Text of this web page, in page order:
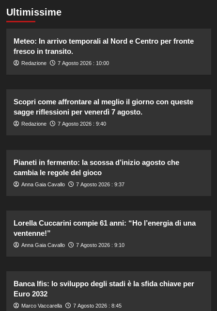
Ultimissime
Meteo: In arrivo temporali al Nord e Centro per fronte
fresco in transito.
Redazione 7 Agosto 2026 : 10:00
Scopri come affrontare al meglio il giorno con queste
sagge riflessioni per venerdì 7 agosto.
Redazione 7 Agosto 2026 : 9:40
Pianeti in fermento: la scossa d’inizio agosto che
cambia le regole del gioco
Anna Gaia Cavallo 7 Agosto 2026 : 9:37
Lorella Cuccarini compie 61 anni: “Ho l’energia di una
ventenne!”
Anna Gaia Cavallo 7 Agosto 2026 : 9:10
Banca Ifis: lo sviluppo degli stadi è la sfida chiave per
Euro 2032
Marco Vaccarella 7 Agosto 2026 : 8:45